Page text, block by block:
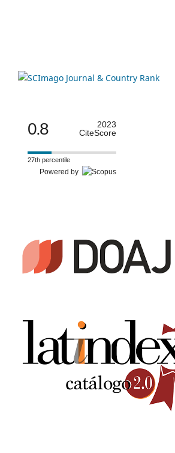
0.8
2023
CiteScore
27th percentile
Powered by